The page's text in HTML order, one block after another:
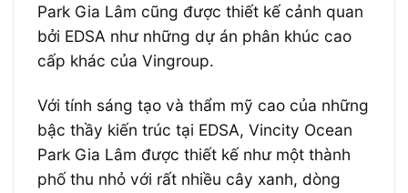
Park Gia Lâm cũng được thiết kế cảnh quan
bởi EDSA như những dự án phân khúc cao
cấp khác của Vingroup.
Với tính sáng tạo và thẩm mỹ cao của những
bậc thầy kiến trúc tại EDSA, Vincity Ocean
Park Gia Lâm được thiết kế như một thành
phố thu nhỏ với rất nhiều cây xanh, dòng